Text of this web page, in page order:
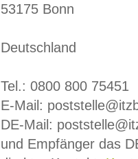
53175 Bonn
Deutschland
Tel.: 0800 800 75451
E-Mail:
DE-Mail:
und Empfänger das